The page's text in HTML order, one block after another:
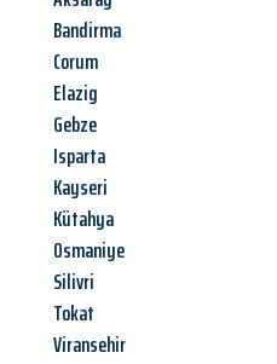
Bandirma
Corum
Elazig
Gebze
Isparta
Kayseri
Kütahya
Osmaniye
Silivri
Tokat
Viransehir